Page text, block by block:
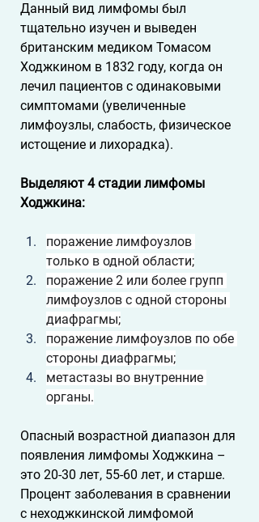
Данный вид лимфомы был
тщательно изучен и выведен
британским медиком Томасом
Ходжкином в 1832 году, когда он
лечил пациентов с одинаковыми
симптомами (увеличенные
лимфоузлы, слабость, физическое
истощение и лихорадка).
Выделяют 4 стадии лимфомы
Ходжкина:
поражение лимфоузлов
только в одной области;
поражение 2 или более групп
лимфоузлов с одной стороны
диафрагмы;
поражение лимфоузлов по обе
стороны диафрагмы;
метастазы во внутренние
органы.
Опасный возрастной диапазон для
появления лимфомы Ходжкина –
это 20-30 лет, 55-60 лет, и старше.
Процент заболевания в сравнении
с неходжкинской лимфомой